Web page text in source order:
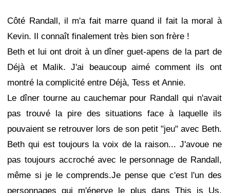
Côté Randall, il m'a fait marre quand il fait la moral à
Kevin. Il connaît finalement très bien son frère !
Beth et lui ont droit à un dîner guet-apens de la part de
Déjà et Malik. J'ai beaucoup aimé comment ils ont
montré la complicité entre Déjà, Tess et Annie.
Le dîner tourne au cauchemar pour Randall qui n'avait
pas trouvé la pire des situations face à laquelle ils
pouvaient se retrouver lors de son petit "jeu" avec Beth.
Beth qui est toujours la voix de la raison... J'avoue ne
pas toujours accroché avec le personnage de Randall,
même si je le comprends.Je pense que c'est l'un des
personnages qui m'énerve le plus dans This is Us,